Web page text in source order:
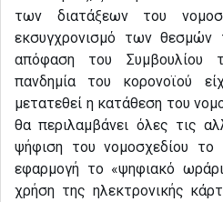
των διατάξεων του
εκσυγχρονισμό των θεσμών
απόφαση του Συμβουλίου
πανδημία του κορονοϊού
μετατεθεί η κατάθεση του
θα περιλαμβάνει όλες τις
ψήφιση του νομοσχεδίου
εφαρμογή το «ψηφιακό
χρήση της ηλεκτρονικής